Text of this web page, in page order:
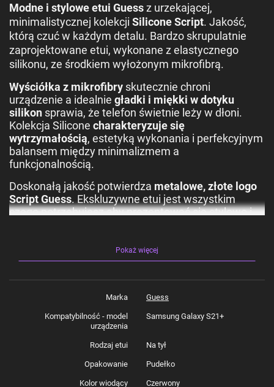
Modne i stylowe etui Guessz urzekającej,
minimalistycznej kolekcji Silicone Script. Jakość,
którą czuć w każdym detalu. Bardzo skrupulatnie
zaprojektowane etui, wykonane z elastycznego
silikonu, ze środkiem wyłożonym mikrofibrą.
Wyściółka z mikrofibry skutecznie chroni
urządzenie a idealnie gładki i miękki w dotyku
silikon sprawia, że telefon świetnie leży w dłoni.
Kolekcja Silicone charakteryzuje się
wytrzymałością, estetyką wykonania i perfekcyjnym
balansem między minimalizmem a
funkcjonalnością.
Doskonałą jakość potwierdza metalowe, złote logo
Script Guess. Ekskluzywne etui jest wszystkim
czego potrzebujesz aby prezentować się stylowo i
Typ: Hardcase
Materiał: Silikon
Kompatybilność: Galaxy S21 Plus
Produkt wyprodukowany na licencji: Guess.
1 x Etui Guess Silicone Script Metal Logo na
Pokaż więcej
Marka Guess
Kompatybilność - model
urządzenia
Samsung Galaxy S21+
Rodzaj etui Na tył
Opakowanie Pudełko
Kolor wiodący Czerwony